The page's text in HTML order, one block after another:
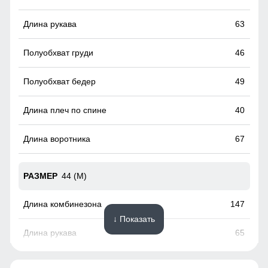
превосходную защиту при мокром снеге или ледяном
дожде и оперативно отводит влагу от тела наружу,
сохраняя тепло и комфорт.
63
46
49
40
67
44 (M)
147
65
↓ Показать